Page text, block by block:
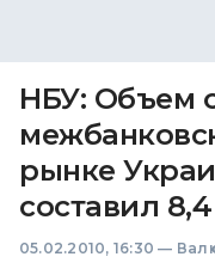
НБУ: Объем
рынке
составил
05.02.2010, 16:30 —